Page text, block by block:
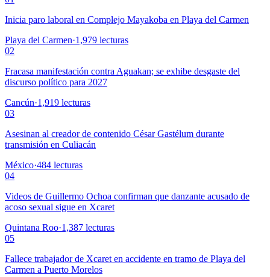
Inicia paro laboral en Complejo Mayakoba en Playa del Carmen
Playa del Carmen·1,979 lecturas
02
Fracasa manifestación contra Aguakan; se exhibe desgaste del
discurso político para 2027
Cancún·1,919 lecturas
03
Asesinan al creador de contenido César Gastélum durante
transmisión en Culiacán
México·484 lecturas
04
Videos de Guillermo Ochoa confirman que danzante acusado de
acoso sexual sigue en Xcaret
Quintana Roo·1,387 lecturas
05
Fallece trabajador de Xcaret en accidente en tramo de Playa del
Carmen a Puerto Morelos